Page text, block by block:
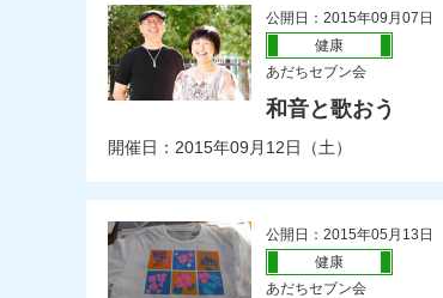
公開日：2015年09月07日
健康
あだちセブン会
和音と歌おう
開催日：2015年09月12日（土）
公開日：2015年05月13日
健康
あだちセブン会